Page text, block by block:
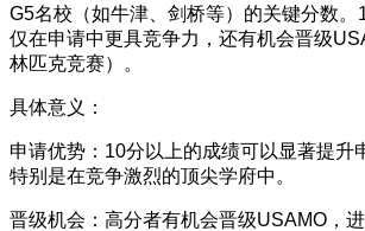
G5名校（如牛津、剑桥等）的关键分数。
仅在申请中更具竞争力，还有机会晋级
林匹克竞赛）。
具体意义：
申请优势：10分以上的成绩可以显著提升
特别是在竞争激烈的顶尖学府中。
晋级机会：高分者有机会晋级USAMO，